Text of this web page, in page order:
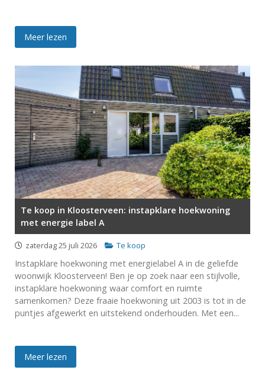
Meer lezen
Te koop in Kloosterveen: instapklare hoekwoning
met energie label A
zaterdag 25 juli 2026 Te koop
Instapklare hoekwoning met energielabel A in de geliefde
woonwijk Kloosterveen! Ben je op zoek naar een stijlvolle,
instapklare hoekwoning waar comfort en ruimte
samenkomen? Deze fraaie hoekwoning uit 2003 is tot in de
puntjes afgewerkt en uitstekend onderhouden. Met een...
Meer lezen